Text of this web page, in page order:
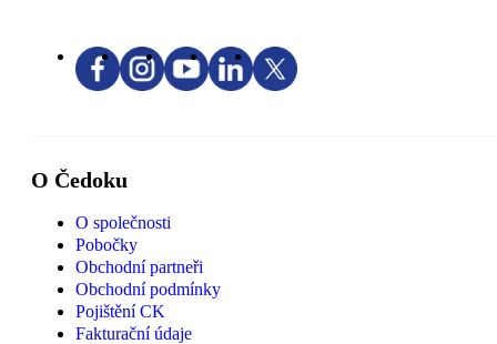
O Čedoku
O společnosti
Pobočky
Obchodní partneři
Obchodní podmínky
Pojištění CK
Fakturační údaje